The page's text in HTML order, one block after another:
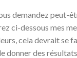
demandez peut-
ci-dessous mes
cela devrait se
donner des